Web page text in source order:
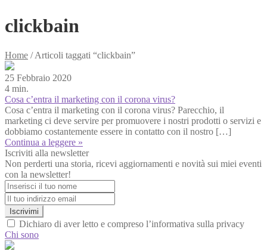
clickbain
Home /Articoli taggati “clickbain”
25 Febbraio 2020
4 min.
Cosa c’entra il marketing con il corona virus?
Cosa c’entra il marketing con il corona virus? Parecchio, il
marketing ci deve servire per promuovere i nostri prodotti o servizi e
dobbiamo costantemente essere in contatto con il nostro […]
Continua a leggere »
Iscriviti alla newsletter
Non perderti una storia, ricevi aggiornamenti e novità sui miei eventi
con la newsletter!
Iscrivimi
Dichiaro di aver letto e compreso l’informativa sulla privacy
Chi sono